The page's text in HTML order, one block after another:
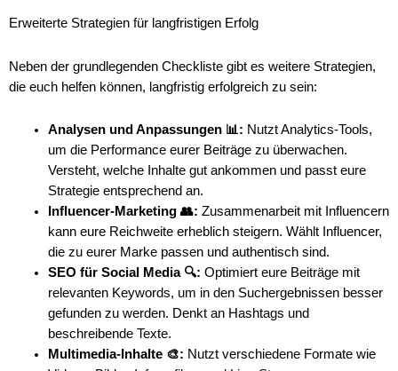
Erweiterte Strategien für langfristigen Erfolg
Neben der grundlegenden Checkliste gibt es weitere Strategien,
die euch helfen können, langfristig erfolgreich zu sein:
Analysen und Anpassungen 📊: Nutzt Analytics-Tools,
um die Performance eurer Beiträge zu überwachen.
Versteht, welche Inhalte gut ankommen und passt eure
Strategie entsprechend an.
Influencer-Marketing 👥: Zusammenarbeit mit Influencern
kann eure Reichweite erheblich steigern. Wählt Influencer,
die zu eurer Marke passen und authentisch sind.
SEO für Social Media 🔍: Optimiert eure Beiträge mit
relevanten Keywords, um in den Suchergebnissen besser
gefunden zu werden. Denkt an Hashtags und
beschreibende Texte.
Multimedia-Inhalte 🎨: Nutzt verschiedene Formate wie